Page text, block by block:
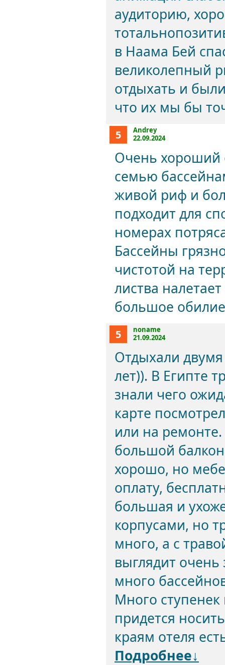
аудиторию,
в Наама Бей
великолепный
отдыхать и
что их мы бы
5
Andrey
22.09.2024
Очень хороший
семью
живой риф и
подходит для
номерах
Бассейны
чистотой на
листва
большое
5
noname
21.09.2024
Отдыхали
лет)). В Египте
знали чего
карте
или на
большой
хорошо, но
оплату,
большая и
корпусами, но
много, а с
выглядит
много
Много
придется
краям отеля
Подробнее↓